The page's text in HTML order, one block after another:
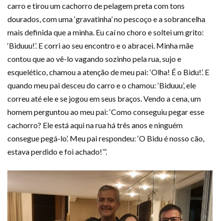
carro e tirou um cachorro de pelagem preta com tons
dourados, com uma ‘gravatinha’ no pescoço e a sobrancelha
mais definida que a minha. Eu caí no choro e soltei um grito:
‘Biduuu!’. E corri ao seu encontro e o abracei. Minha mãe
contou que ao vê-lo vagando sozinho pela rua, sujo e
esquelético, chamou a atenção de meu pai: ‘Olha! É o Bidu!’. E
quando meu pai desceu do carro e o chamou: ‘Biduuu’, ele
correu até ele e se jogou em seus braços. Vendo a cena, um
homem perguntou ao meu pai: ‘Como conseguiu pegar esse
cachorro? Ele está aqui na rua há três anos e ninguém
consegue pegá-lo’. Meu pai respondeu: ‘O Bidu é nosso cão,
estava perdido e foi achado!’”.